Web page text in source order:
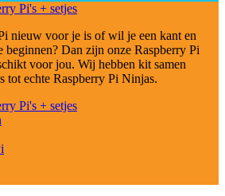
Pi's + setjes
nieuw voor je is of wil je een kant en
beginnen? Dan zijn onze Raspberry Pi
voor jou. Wij hebben kit samen
tot echte Raspberry Pi Ninjas.
Pi's + setjes